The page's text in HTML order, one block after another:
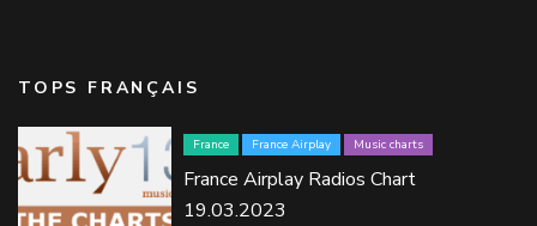
TOPS FRANÇAIS
France France Airplay Music charts
France Airplay Radios Chart
19.03.2023